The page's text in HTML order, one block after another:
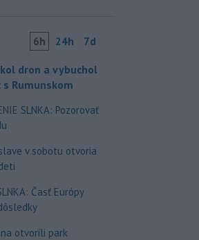
6h 24h 7d
dron a vybuchol
Rumunskom
SLNKA: Pozorovať
v sobotu otvoria
Časť Európy
otvorili park